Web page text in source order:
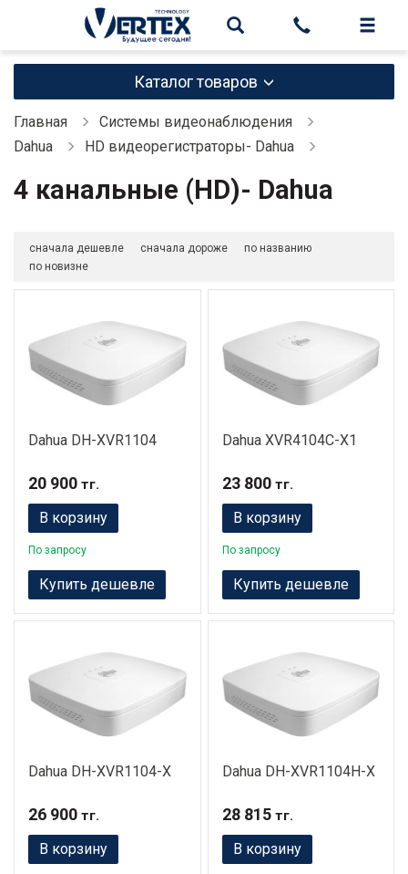
Каталог товаров
Главная
Системы видеонаблюдения
Dahua
HD видеорегистраторы- Dahua
4 канальные (HD)- Dahua
сначала дешевле сначала дороже
по названию
по новизне
Dahua DH-XVR1104
20 900 тг.
В корзину
По запросу
Купить дешевле
Dahua XVR4104C-X1
23 800тг.
В корзину
По запросу
Купить дешевле
Dahua DH-XVR1104-X
26 900 тг.
В корзину
Dahua DH-XVR1104H-X
28 815тг.
В корзину